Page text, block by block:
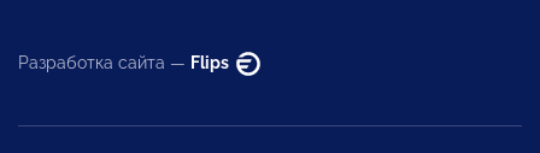
Разработка сайта — Flips